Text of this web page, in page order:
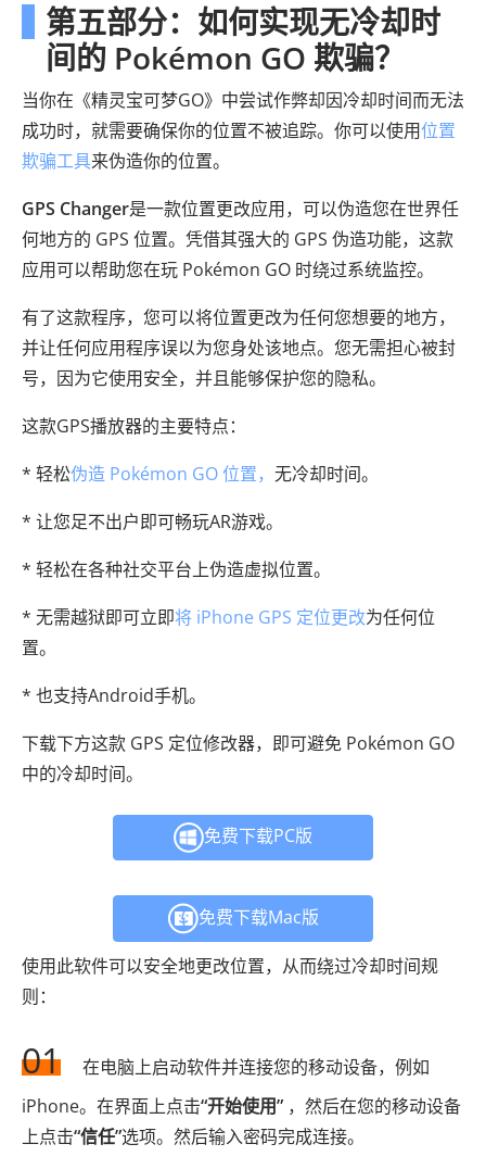
第五部分：如何实现无冷却时
间的 Pokémon GO 欺骗？
当你在《精灵宝可梦GO》中尝试作弊却因冷却时间而无法
成功时，就需要确保你的位置不被追踪。你可以使用位置
欺骗工具来伪造你的位置。
GPS Changer是一款位置更改应用，可以伪造您在世界任
何地方的 GPS 位置。凭借其强大的 GPS 伪造功能，这款
应用可以帮助您在玩 Pokémon GO 时绕过系统监控。
有了这款程序，您可以将位置更改为任何您想要的地方，
并让任何应用程序误以为您身处该地点。您无需担心被封
号，因为它使用安全，并且能够保护您的隐私。
这款GPS播放器的主要特点：
* 轻松伪造 Pokémon GO 位置， 无冷却时间。
* 让您足不出户即可畅玩AR游戏。
* 轻松在各种社交平台上伪造虚拟位置。
* 无需越狱即可立即将 iPhone GPS 定位更改为任何位
置。
* 也支持Android手机。
下载下方这款 GPS 定位修改器，即可避免 Pokémon GO
中的冷却时间。
免费下载PC版
免费下载Mac版
使用此软件可以安全地更改位置，从而绕过冷却时间规
则：
01
在电脑上启动软件并连接您的移动设备，例如
iPhone。在界面上点击“开始使用” ，然后在您的移动设备
上点击“信任”选项。然后输入密码完成连接。